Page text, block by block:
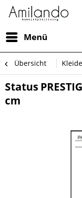
Menü
Übersicht
Status
cm